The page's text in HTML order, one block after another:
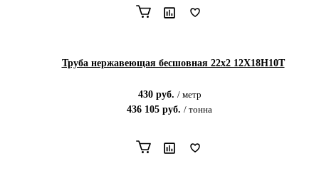
Труба нержавеющая бесшовная 22х2 12Х18Н10Т
430руб. / метр
436 105 руб. / тонна